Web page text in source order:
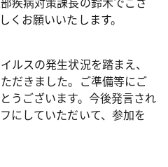
くお願いいたします。
ルスの発生状況を踏まえ、
だきました。ご準備等にご
うございます。今後発言され
にしていただいて、参加を